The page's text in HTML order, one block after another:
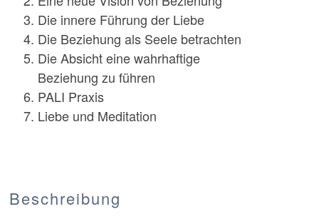
Die innere Führung der Liebe
Die Beziehung als Seele betrachten
Die Absicht eine wahrhaftige
Beziehung zu führen
PALI Praxis
Liebe und Meditation
Beschreibung